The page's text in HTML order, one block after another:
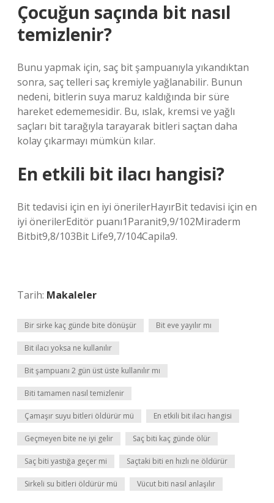
Çocuğun saçında bit nasıl
temizlenir?
Bunu yapmak için, saç bit şampuanıyla yıkandıktan
sonra, saç telleri saç kremiyle yağlanabilir. Bunun
nedeni, bitlerin suya maruz kaldığında bir süre
hareket edememesidir. Bu, ıslak, kremsi ve yağlı
saçları bit tarağıyla tarayarak bitleri saçtan daha
kolay çıkarmayı mümkün kılar.
En etkili bit ilacı hangisi?
Bit tedavisi için en iyi önerilerHayırBit tedavisi için en
iyi önerilerEditör puanı1Paranit9,9/102Miraderm
Bitbit9,8/103Bit Life9,7/104Capila9.
Tarih: Makaleler
Bir sirke kaç günde bite dönüşür Bit eve yayılır mı
Bit ilacı yoksa ne kullanılır
Bit şampuanı 2 gün üst üste kullanılır mı
Biti tamamen nasıl temizlenir
Çamaşır suyu bitleri öldürür mü En etkili bit ilacı hangisi
Geçmeyen bite ne iyi gelir Saç biti kaç günde ölür
Saç biti yastığa geçer mi Saçtaki biti en hızlı ne öldürür
Sirkeli su bitleri öldürür mü Vücut biti nasıl anlaşılır